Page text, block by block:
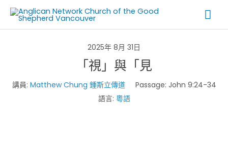
Skip
2025年 8月 31日
「視」與「見
講員: Matthew Chung 鍾斯立傳道 Passage: John 9:24-34
語言: 粵語